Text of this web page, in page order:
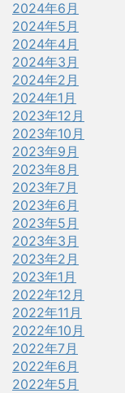
2024年6月
2024年5月
2024年4月
2024年3月
2024年2月
2024年1月
2023年12月
2023年10月
2023年9月
2023年8月
2023年7月
2023年6月
2023年5月
2023年3月
2023年2月
2023年1月
2022年12月
2022年11月
2022年10月
2022年7月
2022年6月
2022年5月